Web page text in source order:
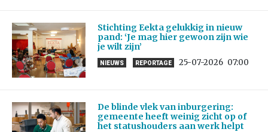
Stichting Eekta gelukkig in nieuw
pand: ‘Je mag hier gewoon zijn wie
je wilt zijn’
NIEUWS REPORTAGE 25-07-2026 07:00
De blinde vlek van inburgering:
gemeente heeft weinig zicht op of
het statushouders aan werk helpt